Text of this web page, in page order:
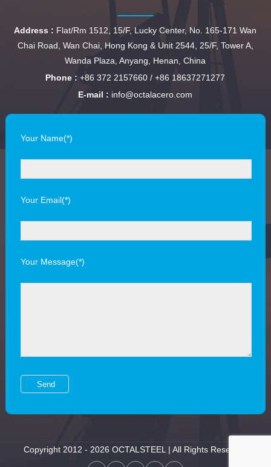
Address : Flat/Rm 1512, 15/F, Lucky Center, No. 165-171 Wan
Chai Road, Wan Chai, Hong Kong & Unit 2544, 25/F, Tower A,
Wanda Plaza, Anyang, Henan, China
Phone : +86 372 2157660 / +86 18637271277
E-mail : info@octalacero.com
Your Name(*)
Your Email(*)
Your Message(*)
Copyright 2012 - 2026 OCTALSTEEL | All Rights Reserved